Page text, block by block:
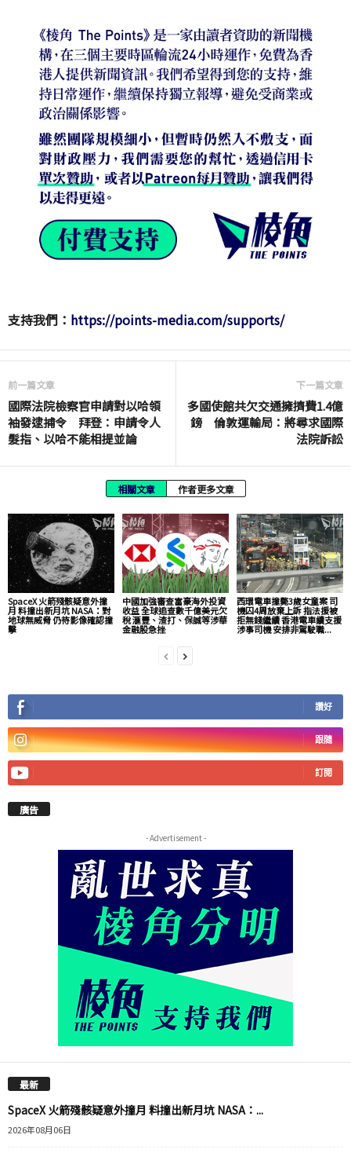
支持我們： https://points-media.com/supports/
前一篇文章
國際法院檢察官申請對以哈領
袖發逮捕令 拜登：申請令人
髮指、以哈不能相提並論
下一篇文章
多國使館共欠交通擁擠費1.4億
鎊 倫敦運輸局：將尋求國際
法院訴訟
相關文章 作者更多文章
SpaceX 火箭殘骸疑意外撞
月 料撞出新月坑 NASA：對
地球無威脅 仍待影像確認撞
擊
中國加強審查富豪海外投資
收益 全球追查數千億美元欠
稅 滙豐、渣打、保誠等涉華
金融股急挫
西環電車撞斃3歲女童案 司
機囚4周放棄上訴 指法援被
拒無錢繼續 香港電車續支援
涉事司機 安排非駕駛職...
讚好
跟隨
訂閱
廣告
- Advertisement -
最新
SpaceX 火箭殘骸疑意外撞月 料撞出新月坑 NASA：...
2026年08月06日